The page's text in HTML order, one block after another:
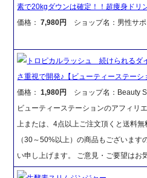
素で20kgダウンは確定！！超痩身ドリ
価格：7,980円 ショップ名：男性サ
トロピカルラッシュ 続けられるダ
さ重視で開発♪【ビューティーステーシ
価格：1,980円
ショップ名：Beauty
ビューティーステーションのアフィリ
上または、4点以上ご注文頂くと送料
（30～50%以上）の商品もございま
い申し上げます。 ご意見・ご要望はお